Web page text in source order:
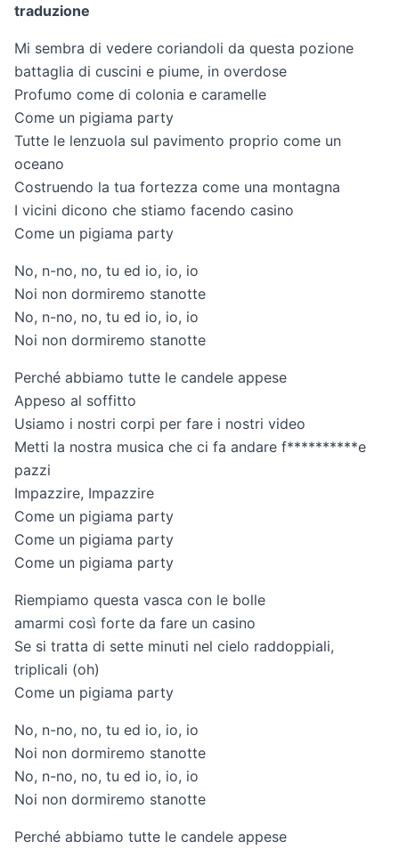
traduzione
Mi sembra di vedere coriandoli da questa pozione
battaglia di cuscini e piume, in overdose
Profumo come di colonia e caramelle
Come un pigiama party
Tutte le lenzuola sul pavimento proprio come un
oceano
Costruendo la tua fortezza come una montagna
I vicini dicono che stiamo facendo casino
Come un pigiama party
No, n-no, no, tu ed io, io, io
Noi non dormiremo stanotte
No, n-no, no, tu ed io, io, io
Noi non dormiremo stanotte
Perché abbiamo tutte le candele appese
Appeso al soffitto
Usiamo i nostri corpi per fare i nostri video
Metti la nostra musica che ci fa andare f**********e
pazzi
Impazzire, Impazzire
Come un pigiama party
Come un pigiama party
Come un pigiama party
Riempiamo questa vasca con le bolle
amarmi così forte da fare un casino
Se si tratta di sette minuti nel cielo raddoppiali,
triplicali (oh)
Come un pigiama party
No, n-no, no, tu ed io, io, io
Noi non dormiremo stanotte
No, n-no, no, tu ed io, io, io
Noi non dormiremo stanotte
Perché abbiamo tutte le candele appese